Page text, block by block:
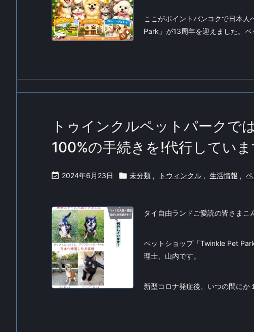
ここがポイントバンコクで日本
Park」が13周年を迎えました。
トゥインクルペットパークで
100%の手続きを!代行してい
 2024年6月23日  未分類 , トウィンクル , 生活情報 ,
タイ自由ランドご愛読の皆さまこ
ペットショップ「Twinkle Pet
理士、山内です。
新型コロナ発症後、いつの間にか